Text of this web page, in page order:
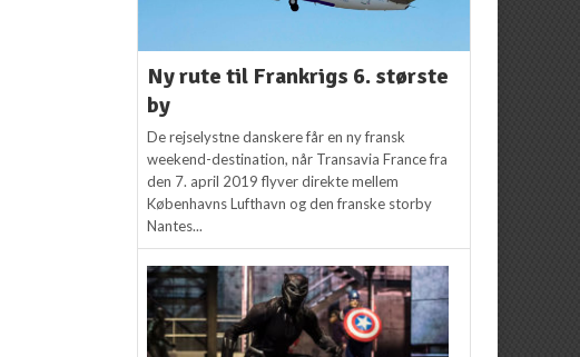
Ny rute til Frankrigs 6. største
by
De rejselystne danskere får en ny fransk
weekend-destination, når Transavia France fra
den 7. april 2019 flyver direkte mellem
Københavns Lufthavn og den franske storby
Nantes...